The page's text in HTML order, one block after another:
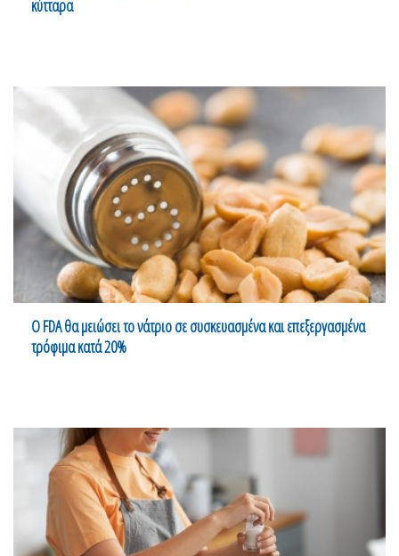
κύτταρα
Ο FDA θα μειώσει το νάτριο σε συσκευασμένα και επεξεργασμένα
τρόφιμα κατά 20%